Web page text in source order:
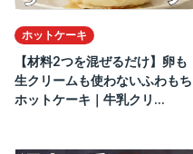
ホットケーキ
【材料2つを混ぜるだけ】卵も
生クリームも使わないふわもち
ホットケーキ｜牛乳クリ...